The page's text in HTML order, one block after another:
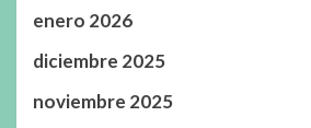
enero 2026
diciembre 2025
noviembre 2025